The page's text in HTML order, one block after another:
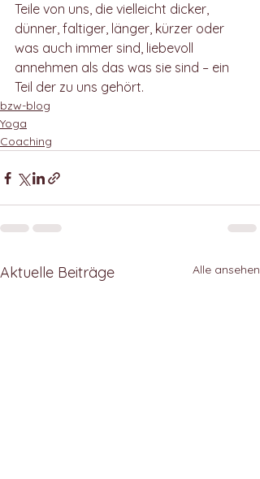
Teile von uns, die vielleicht dicker,
dünner, faltiger, länger, kürzer oder
was auch immer sind, liebevoll
annehmen als das was sie sind – ein
Teil der zu uns gehört.
bzw-blog
Yoga
Coaching
Aktuelle Beiträge Alle ansehen